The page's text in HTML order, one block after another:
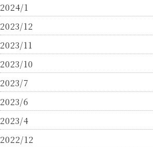
2024/1
2023/12
2023/11
2023/10
2023/7
2023/6
2023/4
2022/12